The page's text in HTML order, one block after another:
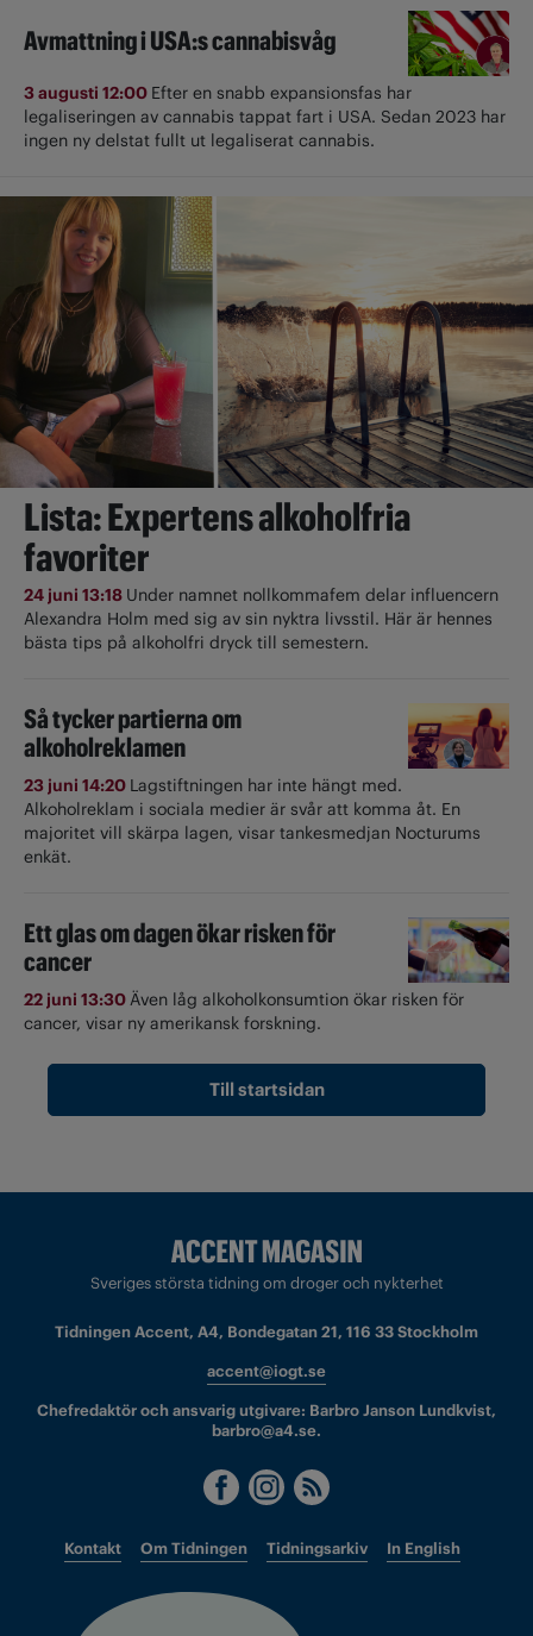
Avmattning i USA:s cannabisvåg
3 augusti 12:00 Efter en snabb expansionsfas har
legaliseringen av cannabis tappat fart i USA. Sedan 2023 har
ingen ny delstat fullt ut ­legaliserat cannabis.
Lista: Expertens alkoholfria
favoriter
24 juni 13:18 Under namnet nollkommafem delar influencern
Alexandra Holm med sig av sin nyktra livsstil. Här är hennes
bästa tips på alkoholfri dryck till semestern.
Så tycker partierna om
alkoholreklamen
23 juni 14:20 Lagstiftningen har inte hängt med.
Alkoholreklam i sociala medier är svår att komma åt. En
majoritet vill skärpa lagen, visar tankesmedjan Nocturums
enkät.
Ett glas om dagen ökar risken för
cancer
22 juni 13:30 Även låg alkoholkonsumtion ökar risken för
cancer, visar ny amerikansk forskning.
Till startsidan
Sveriges största tidning om droger och nykterhet
Tidningen Accent, A4, Bondegatan 21, 116 33 Stockholm
accent@iogt.se
Chefredaktör och ansvarig utgivare: Barbro Janson Lundkvist,
barbro@a4.se.
Kontakt Om Tidningen Tidningsarkiv In English